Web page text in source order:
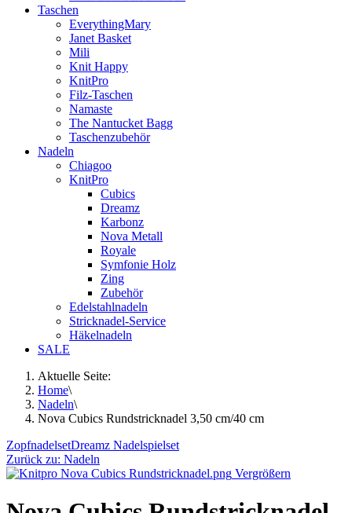
Taschen
EverythingMary
Janet Basket
Mili
Knit Happy
KnitPro
Filz-Taschen
Namaste
The Nantucket Bagg
Taschenzubehör
Nadeln
Chiagoo
KnitPro
Cubics
Dreamz
Karbonz
Nova Metall
Royale
Symfonie Holz
Zing
Zubehör
Edelstahlnadeln
Stricknadel-Service
Häkelnadeln
SALE
Aktuelle Seite:
Home\
Nadeln\
Nova Cubics Rundstricknadel 3,50 cm/40 cm
ZopfnadelsetDreamz Nadelspielset
Zurück zu: Nadeln
Vergrößern